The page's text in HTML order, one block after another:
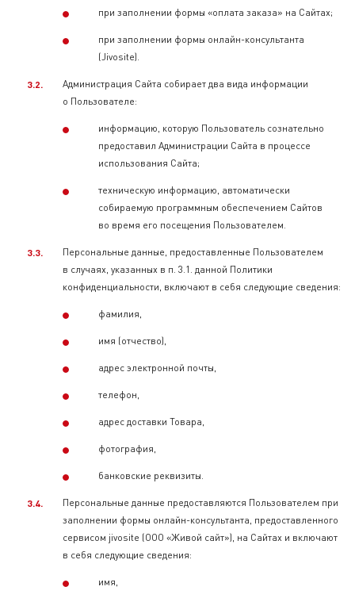
при заполнении формы «оплата заказа» на Сайтах;
при заполнении формы онлайн-консультанта
(Jivosite).
Администрация Сайта собирает два вида информации
о Пользователе:
информацию, которую Пользователь сознательно
предоставил Администрации Сайта в процессе
использования Сайта;
техническую информацию, автоматически
собираемую программным обеспечением Сайтов
во время его посещения Пользователем.
Персональные данные, предоставленные Пользователем
в случаях, указанных в п. 3.1. данной Политики
конфиденциальности, включают в себя следующие сведения:
фамилия,
имя (отчество),
адрес электронной почты,
телефон,
адрес доставки Товара,
фотография,
банковские реквизиты.
Персональные данные предоставляются Пользователем при
заполнении формы онлайн-консультанта, предоставленного
сервисом jivosite (ООО «Живой сайт»), на Сайтах и включают
в себя следующие сведения:
имя,